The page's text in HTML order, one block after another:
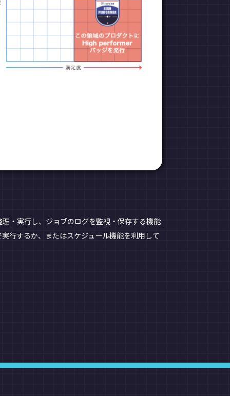
・実行し、ジョブのログを監視・保存する機能
行するか、またはスケジュール機能を利用して